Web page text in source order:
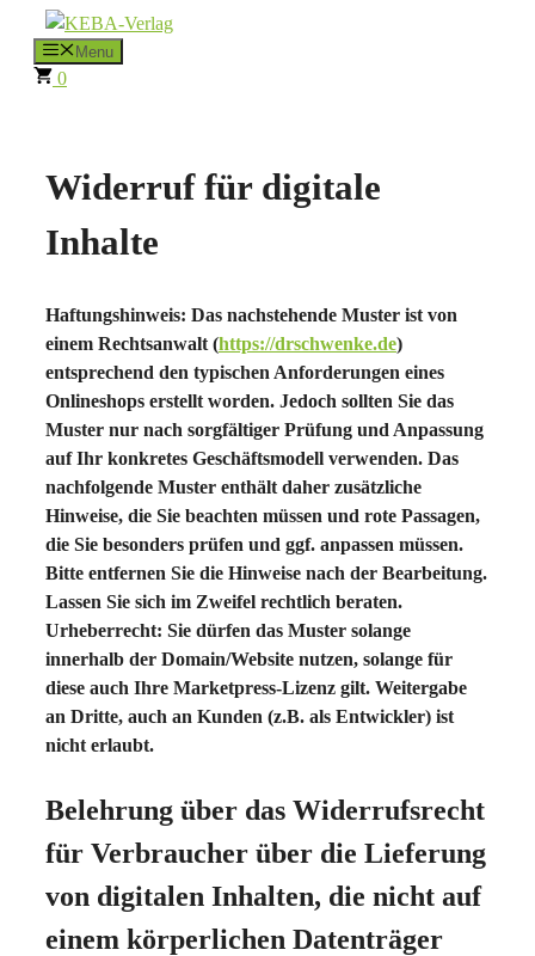
Inhalt
springen
Menu
0
Widerruf für digitale
Inhalte
Haftungshinweis: Das nachstehende Muster ist von
einem Rechtsanwalt (https://drschwenke.de)
entsprechend den typischen Anforderungen eines
Onlineshops erstellt worden. Jedoch sollten Sie das
Muster nur nach sorgfältiger Prüfung und Anpassung
auf Ihr konkretes Geschäftsmodell verwenden. Das
nachfolgende Muster enthält daher zusätzliche
Hinweise, die Sie beachten müssen und rote Passagen,
die Sie besonders prüfen und ggf. anpassen müssen.
Bitte entfernen Sie die Hinweise nach der Bearbeitung.
Lassen Sie sich im Zweifel rechtlich beraten.
Urheberrecht: Sie dürfen das Muster solange
innerhalb der Domain/Website nutzen, solange für
diese auch Ihre Marketpress-Lizenz gilt. Weitergabe
an Dritte, auch an Kunden (z.B. als Entwickler) ist
nicht erlaubt.
Belehrung über das Widerrufsrecht
für Verbraucher über die Lieferung
von digitalen Inhalten, die nicht auf
einem körperlichen Datenträger